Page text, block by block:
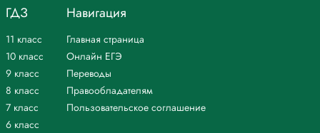
ГДЗ
11 класс
10 класс
9 класс
8 класс
7 класс
6 класс
Навигация
Главная страница
Онлайн ЕГЭ
Переводы
Правообладателям
Пользовательское соглашение